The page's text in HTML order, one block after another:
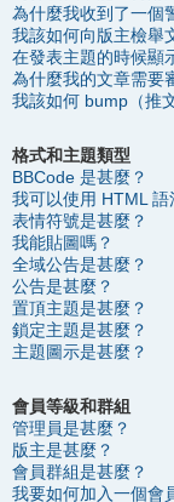
為什麼我收到了一個
我該如何向版主檢舉
在發表主題的時候顯
為什麼我的文章需要
我該如何 bump（推
格式和主題類型
BBCode 是甚麼？
我可以使用 HTML 語
表情符號是甚麼？
我能貼圖嗎？
全域公告是甚麼？
公告是甚麼？
置頂主題是甚麼？
鎖定主題是甚麼？
主題圖示是甚麼？
會員等級和群組
管理員是甚麼？
版主是甚麼？
會員群組是甚麼？
我要如何加入一個會